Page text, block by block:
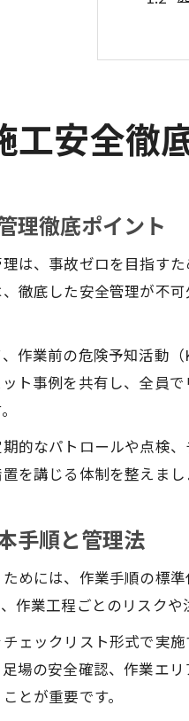
現場
安全
リス
工安全徹
理徹底ポイント
は、事故ゼロを目指す
徹底した安全管理が不
作業前の危険予知活動
ト事例を共有し、全員
的なパトロールや点検
を講じる体制を整えま
手順と管理法
めには、作業手順の標
作業工程ごとのリスク
ェックリスト形式で実
場の安全確認、作業エ
とが重要です。